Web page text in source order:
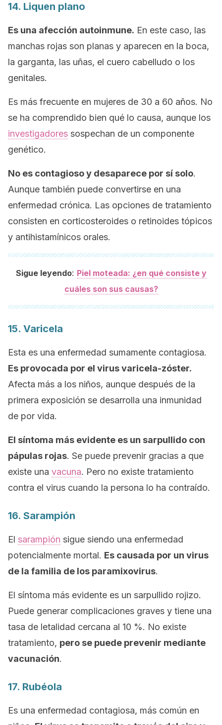
14. Liquen plano
Es una afección autoinmune. En este caso, las
manchas rojas son planas y aparecen en la boca,
la garganta, las uñas, el cuero cabelludo o los
genitales.
Es más frecuente en mujeres de 30 a 60 años. No
se ha comprendido bien qué lo causa, aunque los
investigadores sospechan de un componente
genético.
No es contagioso y desaparece por sí solo.
Aunque también puede convertirse en una
enfermedad crónica. Las opciones de tratamiento
consisten en corticosteroides o retinoides tópicos
y antihistamínicos orales.
Sigue leyendo: Piel moteada: ¿en qué consiste y
cuáles son sus causas?
15. Varicela
Esta es una enfermedad sumamente contagiosa.
Es provocada por el virus varicela-zóster.
Afecta más a los niños, aunque después de la
primera exposición se desarrolla una inmunidad
de por vida.
El síntoma más evidente es un sarpullido con
pápulas rojas. Se puede prevenir gracias a que
existe una vacuna. Pero no existe tratamiento
contra el virus cuando la persona lo ha contraído.
16. Sarampión
El sarampión sigue siendo una enfermedad
potencialmente mortal. Es causada por un virus
de la familia de los paramixovirus.
El síntoma más evidente es un sarpullido rojizo.
Puede generar complicaciones graves y tiene una
tasa de letalidad cercana al 10 %. No existe
tratamiento, pero se puede prevenir mediante
vacunación.
17. Rubéola
Es una enfermedad contagiosa, más común en